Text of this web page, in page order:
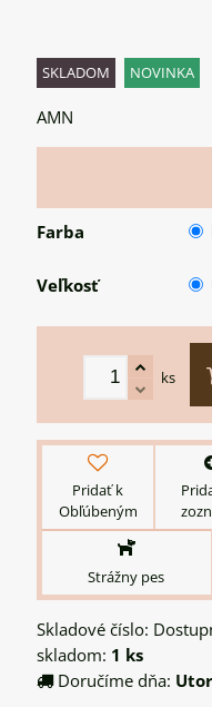
SKLADOM NOVINKA
AMN
Farba
Veľkosť
ks
Pridať k
Obľúbeným
Strážny pes
Skladové číslo:
skladom: 1 ks
Doručíme dňa: